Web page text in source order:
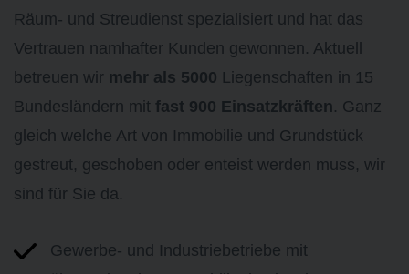
Räum- und Streudienst spezialisiert und hat das
Vertrauen namhafter Kunden gewonnen. Aktuell
betreuen wir mehr als 5000 Liegenschaften in 15
Bundesländern mit fast 900 Einsatzkräften. Ganz
gleich welche Art von Immobilie und Grundstück
gestreut, geschoben oder enteist werden muss, wir
sind für Sie da.
Gewerbe- und Industriebetriebe mit